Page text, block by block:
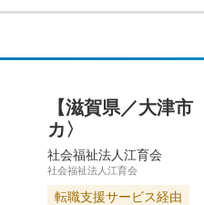
【滋賀県／大津
カ〉
社会福祉法人江育会
社会福祉法人江育会
転職支援サービス経由